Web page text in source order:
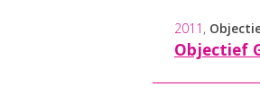
2011 ,
Objectief